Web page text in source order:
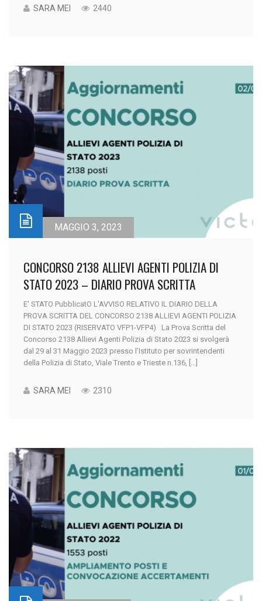
SARA MEI 2440
MAGGIO 3, 2023
CONCORSO 2138 ALLIEVI AGENTI POLIZIA DI
STATO 2023 – DIARIO PROVA SCRITTA
E' STATO PubblicatO L'AVVISO RELATIVO IL DIARIO DELLA
PROVA SCRITTA DEL CONCORSO 2138 ALLIEVI AGENTI POLIZIA
DI STATO 2023 (RISERVATO VFP1-VFP4) La Prova Scritta del
Concorso 2138 Allievi Agenti Polizia di Stato 2023 si svolgerà
dal 29 al 31 Maggio 2023 presso l’Istituto per sovrintendenti
della Polizia di Stato, Viale Trento e Trieste n.136, [...]
SARA MEI 2310